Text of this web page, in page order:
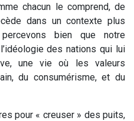
chacun le comprend, de
dans un contexte plus
bien que notre
des nations qui lui
une vie où les valeurs
du consumérisme, et du
pour « creuser » des puits,